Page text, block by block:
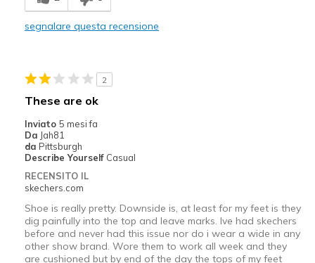
Comfortable
Migliori Utilizzi:
Going Out
Special Occasions
Width
Feels true to width
segnalare questa recensione
2
These are ok
Inviato 5 mesi fa
Da Jah81
da Pittsburgh
Describe Yourself Casual
RECENSITO IL
skechers.com
Shoe is really pretty. Downside is, at least for my feet is they
dig painfully into the top and leave marks. Ive had skechers
before and never had this issue nor do i wear a wide in any
other show brand. Wore them to work all week and they
are cushioned but by end of the day the tops of my feet